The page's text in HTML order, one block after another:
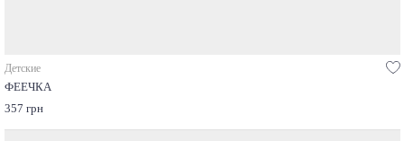
Детские
ФЕЕЧКА
357 грн